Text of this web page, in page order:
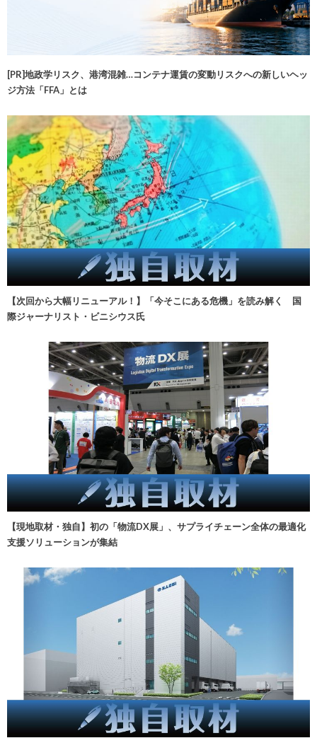
[PR]地政学リスク、港湾混雑…コンテナ運賃の変動リスクへの新しいヘッ
ジ方法「FFA」とは
【次回から大幅リニューアル！】「今そこにある危機」を読み解く 国
際ジャーナリスト・ビニシウス氏
【現地取材・独自】初の「物流DX展」、サプライチェーン全体の最適化
支援ソリューションが集結